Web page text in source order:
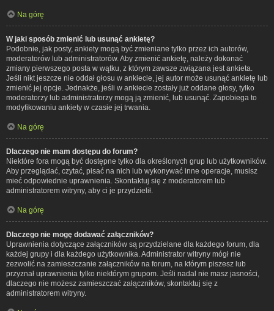
Na górę
W jaki sposób zmienić lub usunąć ankietę?
Podobnie, jak posty, ankiety mogą być zmieniane tylko przez ich autorów,
moderatorów lub administratorów. Aby zmienić ankietę, należy dokonać
zmiany pierwszego posta w wątku, z którym zawsze związana jest ankieta.
Jeśli nikt jeszcze nie oddał głosu w ankiecie, jej autor może usunąć ankietę lub
zmienić jej opcje. Jednakże, jeśli w ankiecie zostały już oddane głosy, tylko
moderatorzy lub administratorzy mogą ją zmienić, lub usunąć. Zapobiega to
modyfikowaniu ankiety w czasie jej trwania.
Na górę
Dlaczego nie mam dostępu do forum?
Niektóre fora mogą być dostępne tylko dla określonych grup lub użytkowników.
Aby przeglądać, czytać, pisać na nich lub wykonywać inne operacje, musisz
mieć odpowiednie uprawnienia. Skontaktuj się z moderatorem lub
administratorem witryny, aby ci je przydzielił.
Na górę
Dlaczego nie mogę dodawać załączników?
Uprawnienia dotyczące załączników są przydzielane dla każdego forum, dla
każdej grupy i dla każdego użytkownika. Administrator witryny mógł nie
zezwolić na zamieszczanie załączników na forum, na którym piszesz lub
przyznał uprawnienia tylko niektórym grupom. Jeśli nadal nie masz jasności,
dlaczego nie możesz zamieszczać załączników, skontaktuj się z
administratorem witryny.